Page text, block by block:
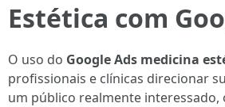
Estética com
O uso do Google Ads medicina
profissionais e clínicas direcionar
um público realmente